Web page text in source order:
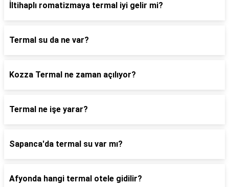
İltihaplı romatizmaya termal iyi gelir mi?
Termal su da ne var?
Kozza Termal ne zaman açılıyor?
Termal ne işe yarar?
Sapanca'da termal su var mı?
Afyonda hangi termal otele gidilir?